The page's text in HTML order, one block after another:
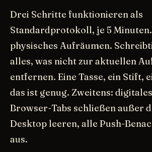
Drei Schritte funktionieren als
Standardprotokoll, je 5
physisches Aufräumen.
alles, was nicht zur aktuellen
entfernen. Eine Tasse, ein Stift,
das ist genug. Zweitens:
Browser-Tabs schließen außer
Desktop leeren, alle Push-
aus.